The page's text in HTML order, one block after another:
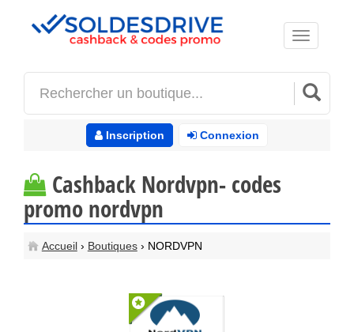
Inscription Connexion
Toggle
navigation
Cashback Nordvpn- codes
promo nordvpn
Accueil› Boutiques› NORDVPN